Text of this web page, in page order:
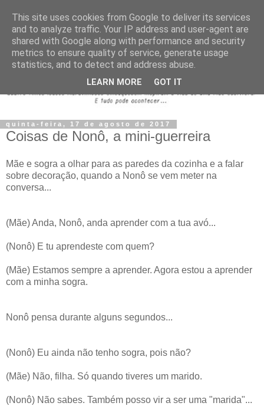
quinta-feira, 17 de agosto de 2017
Coisas de Nonô, a mini-guerreira
Mãe e sogra a olhar para as paredes da cozinha e a falar
sobre decoração, quando a Nonô se vem meter na
conversa...
(Mãe) Anda, Nonô, anda aprender com a tua avó...
(Nonô) E tu aprendeste com quem?
(Mãe) Estamos sempre a aprender. Agora estou a aprender
com a minha sogra.
Nonô pensa durante alguns segundos...
(Nonô) Eu ainda não tenho sogra, pois não?
(Mãe) Não, filha. Só quando tiveres um marido.
(Nonô) Não sabes. Também posso vir a ser uma "marida"...
This site uses cookies from Google to deliver its services
and to analyze traffic. Your IP address and user-agent are
shared with Google along with performance and security
metrics to ensure quality of service, generate usage
statistics, and to detect and address abuse.
LEARN MORE GOT IT